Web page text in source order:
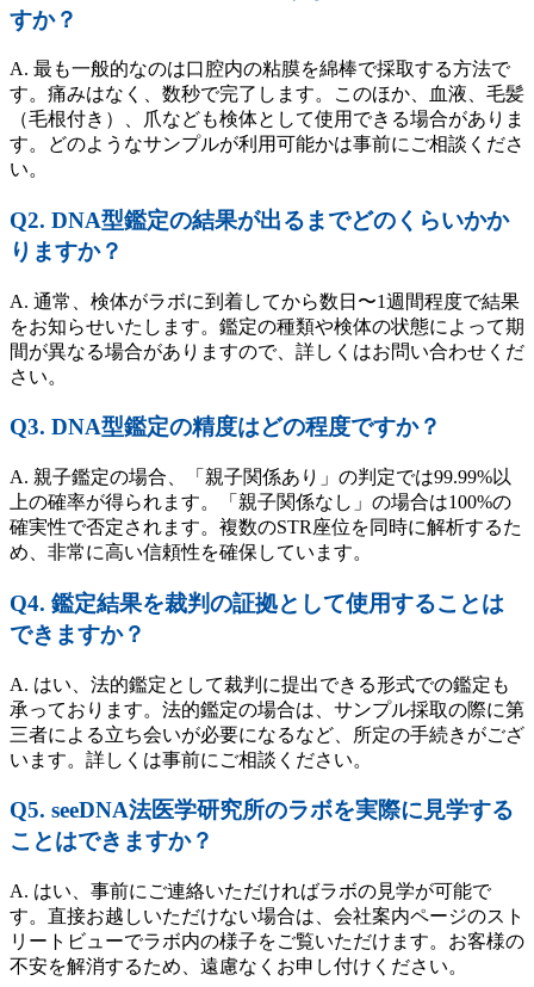
すか？
A. 最も一般的なのは口腔内の粘膜を綿棒で採取する方法で
す。痛みはなく、数秒で完了します。このほか、血液、毛髪
（毛根付き）、爪なども検体として使用できる場合がありま
す。どのようなサンプルが利用可能かは事前にご相談くださ
い。
Q2. DNA型鑑定の結果が出るまでどのくらいかか
りますか？
A. 通常、検体がラボに到着してから数日〜1週間程度で結果
をお知らせいたします。鑑定の種類や検体の状態によって期
間が異なる場合がありますので、詳しくはお問い合わせくだ
さい。
Q3. DNA型鑑定の精度はどの程度ですか？
A. 親子鑑定の場合、「親子関係あり」の判定では99.99%以
上の確率が得られます。「親子関係なし」の場合は100%の
確実性で否定されます。複数のSTR座位を同時に解析するた
め、非常に高い信頼性を確保しています。
Q4. 鑑定結果を裁判の証拠として使用することは
できますか？
A. はい、法的鑑定として裁判に提出できる形式での鑑定も
承っております。法的鑑定の場合は、サンプル採取の際に第
三者による立ち会いが必要になるなど、所定の手続きがござ
います。詳しくは事前にご相談ください。
Q5. seeDNA法医学研究所のラボを実際に見学する
ことはできますか？
A. はい、事前にご連絡いただければラボの見学が可能で
す。直接お越しいただけない場合は、会社案内ページのスト
リートビューでラボ内の様子をご覧いただけます。お客様の
不安を解消するため、遠慮なくお申し付けください。